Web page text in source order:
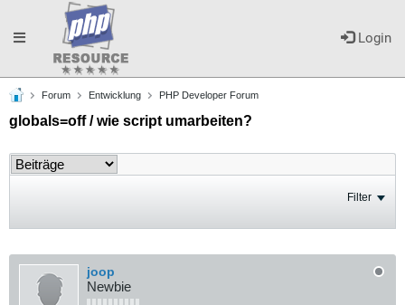
Login
Toggle
navigation
Forum Entwicklung PHP Developer Forum
globals=off / wie script umarbeiten?
Filter
joop
Newbie